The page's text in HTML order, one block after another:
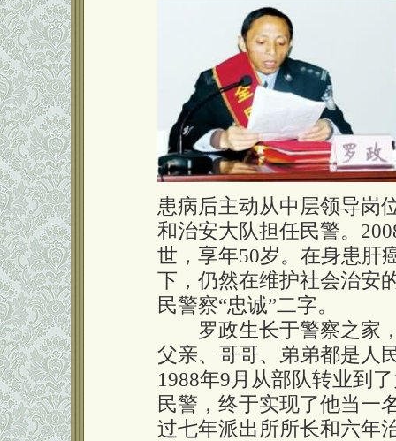
患病后主动从中层领导岗
和治安大队担任民警。
世，享年50岁。在身患肝
下，仍然在维护社会治安
民警察“忠诚”二字。
罗政生长于警察之家，
父亲、哥哥、弟弟都是人
1988年9月从部队转业到
民警，终于实现了他当一
过七年派出所所长和六年